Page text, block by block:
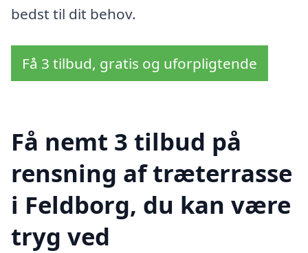
bedst til dit behov.
Få 3 tilbud, gratis og uforpligtende
Få nemt 3 tilbud på
rensning af træterrasse
i Feldborg, du kan være
tryg ved